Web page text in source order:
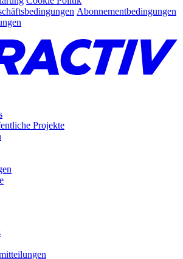
Abonnementbedingungen
Projekte